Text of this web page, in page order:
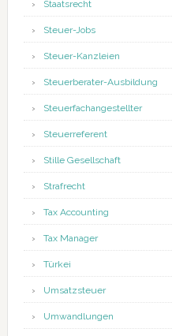
Staatsrecht
Steuer-Jobs
Steuer-Kanzleien
Steuerberater-Ausbildung
Steuerfachangestellter
Steuerreferent
Stille Gesellschaft
Strafrecht
Tax Accounting
Tax Manager
Türkei
Umsatzsteuer
Umwandlungen